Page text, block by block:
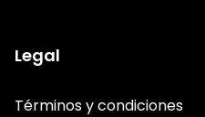
Legal
Términos y condiciones